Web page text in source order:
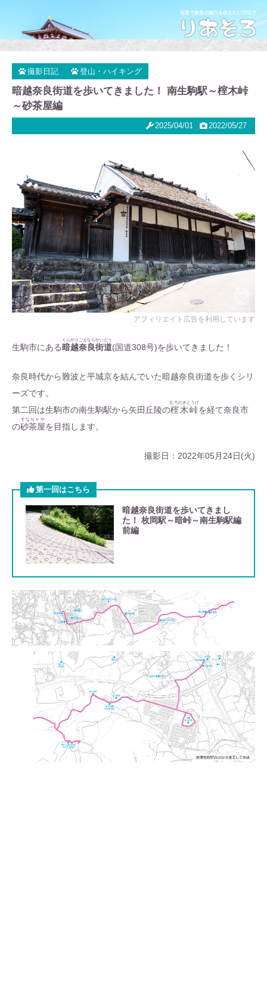
写真で奈良の魅力を伝えたいブログ
撮影日記 登山・ハイキング
暗越奈良街道を歩いてきました！ 南生駒駅～榁木峠
～砂茶屋編
2022/05/27
2025/04/01
生駒市にある暗越奈良街道
くらがりごえならかいどう
(国道308号)を歩いてきました！
奈良時代から難波と平城京を結んでいた暗越奈良街道を歩くシリ
ーズです。
第二回は生駒市の南生駒駅から矢田丘陵の榁木峠
むろのきとうげ
を経て奈良市
の砂茶屋
すなぢゃや
を目指します。
撮影日：2022年05月24日(火)
第一回はこちら
暗越奈良街道を歩いてきまし
た！ 枚岡駅～暗峠～南生駒駅編
前編